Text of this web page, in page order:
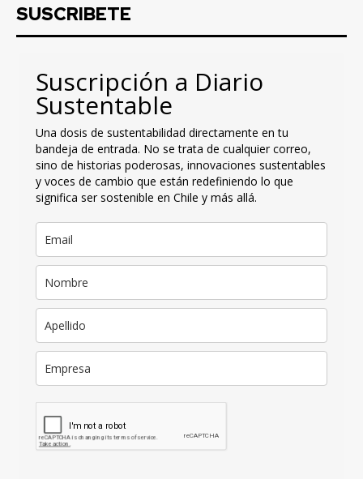
SUSCRIBETE
Suscripción a Diario
Sustentable
Una dosis de sustentabilidad directamente en tu
bandeja de entrada. No se trata de cualquier correo,
sino de historias poderosas, innovaciones sustentables
y voces de cambio que están redefiniendo lo que
significa ser sostenible en Chile y más allá.